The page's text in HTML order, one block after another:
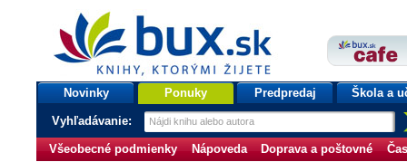
bux.sk
knihy, ktorými žijete
Úvodná stránka
Novinky Ponuky Predpredaj Škola a
Vyhľadávanie:
Všeobecné podmienky Nápoveda Doprava a poštovné